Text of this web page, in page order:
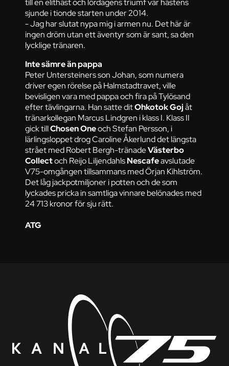
sjunde i tionde starten under 2014.
- Jag har slutat nypa mig i armen nu. Det här är
ingen dröm utan ett äventyr som är sant, sa den
lycklige tränaren.
Inte sämre än pappa
Peter Untersteiners son Johan, som numera
driver egen rörelse på Halmstadtravet, ville
bevisligen vara med pappa och fira på Tylösand
efter tävlingarna. Han satte ditOhkotok Gojåt
tränarkollegan Marcus Lindgren i klass I. Klass II
gick tillChosen Oneoch Stefan Persson, i
lärlingsloppet drog Caroline Åkerlund det längsta
strået med Robert Bergh-tränadeVästerbo
Collectoch Reijo LiljendahlsNescafeavslutade
V75-omgången tillsammans med Örjan Kihlström.
Det låg jackpotmiljoner i potten och de som
lyckades pricka in samtliga vinnare belönades med
24 713 kronor för sju rätt.
ATG